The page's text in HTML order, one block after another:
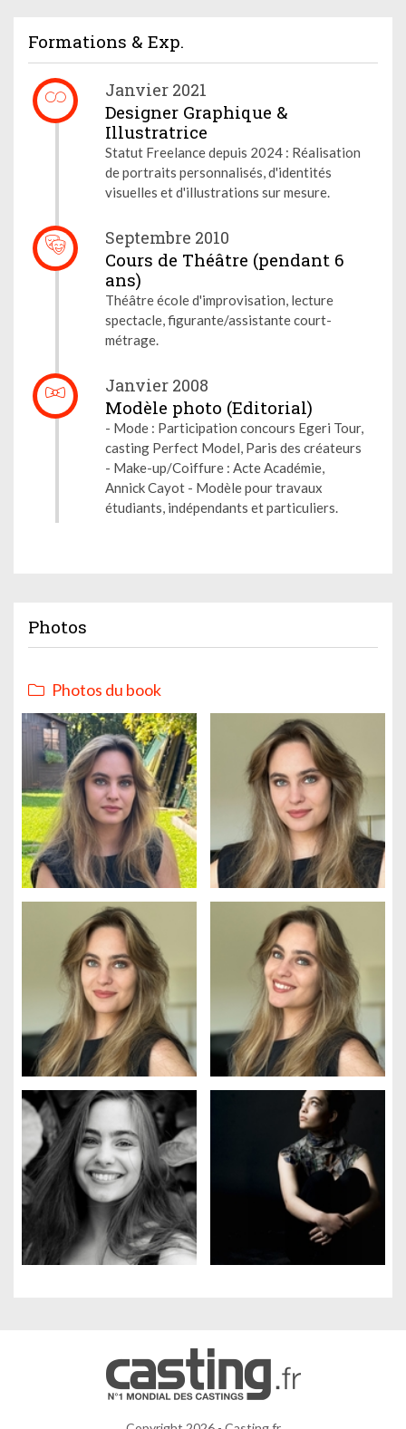
Formations & Exp.
Janvier 2021
Designer Graphique &
Illustratrice
Statut Freelance depuis 2024 : Réalisation
de portraits personnalisés, d'identités
visuelles et d'illustrations sur mesure.
Septembre 2010
Cours de Théâtre (pendant 6
ans)
Théâtre école d'improvisation, lecture
spectacle, figurante/assistante court-
métrage.
Janvier 2008
Modèle photo (Editorial)
- Mode : Participation concours Egeri Tour,
casting Perfect Model, Paris des créateurs
- Make-up/Coiffure : Acte Académie,
Annick Cayot - Modèle pour travaux
étudiants, indépendants et particuliers.
Photos
Photos du book
Gestion des cookies
Nous utilisons des cookies qui facilitent l'utilisation du site,
améliorent la performance et la sécurité du site internet.
Faites-nous part de vos préférences de cookies pour chaque
Mesure d'audience
Régies publicitaires